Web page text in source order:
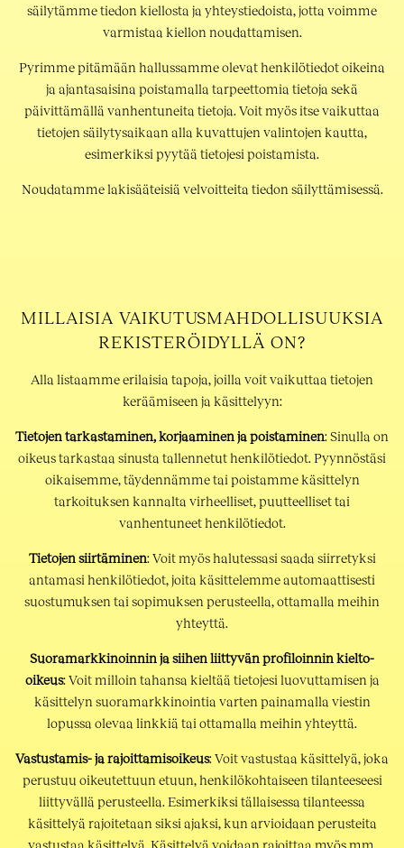
säilytämme tiedon kiellosta ja yhteystiedoista, jotta voimme
varmistaa kiellon noudattamisen.
Pyrimme pitämään hallussamme olevat henkilötiedot oikeina
ja ajantasaisina poistamalla tarpeettomia tietoja sekä
päivittämällä vanhentuneita tietoja. Voit myös itse vaikuttaa
tietojen säilytysaikaan alla kuvattujen valintojen kautta,
esimerkiksi pyytää tietojesi poistamista.
Noudatamme lakisääteisiä velvoitteita tiedon säilyttämisessä.
MILLAISIA VAIKUTUSMAHDOLLISUUKSIA
REKISTERÖIDYLLÄ ON?
Alla listaamme erilaisia tapoja, joilla voit vaikuttaa tietojen
keräämiseen ja käsittelyyn:
Tietojen tarkastaminen, korjaaminen ja poistaminen: Sinulla on
oikeus tarkastaa sinusta tallennetut henkilötiedot. Pyynnöstäsi
oikaisemme, täydennämme tai poistamme käsittelyn
tarkoituksen kannalta virheelliset, puutteelliset tai
vanhentuneet henkilötiedot.
Tietojen siirtäminen: Voit myös halutessasi saada siirretyksi
antamasi henkilötiedot, joita käsittelemme automaattisesti
suostumuksen tai sopimuksen perusteella, ottamalla meihin
yhteyttä.
Suoramarkkinoinnin ja siihen liittyvän profiloinnin kielto-
oikeus: Voit milloin tahansa kieltää tietojesi luovuttamisen ja
käsittelyn suoramarkkinointia varten painamalla viestin
lopussa olevaa linkkiä tai ottamalla meihin yhteyttä.
Vastustamis- ja rajoittamisoikeus: Voit vastustaa käsittelyä, joka
perustuu oikeutettuun etuun, henkilökohtaiseen tilanteeseesi
liittyvällä perusteella. Esimerkiksi tällaisessa tilanteessa
käsittelyä rajoitetaan siksi ajaksi, kun arvioidaan perusteita
vastustaa käsittelyä. Käsittelyä voidaan rajoittaa myös mm.